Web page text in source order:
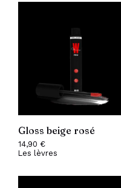
Gloss beige rosé
14,90 €
Les lèvres